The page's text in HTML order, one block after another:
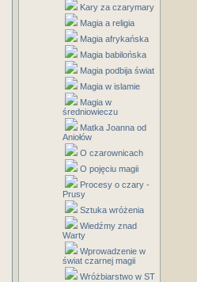
Kary za czarymary
Magia a religia
Magia afrykańska
Magia babilońska
Magia podbija świat
Magia w islamie
Magia w
średniowieczu
Matka Joanna od
Aniołów
O czarownicach
O pojęciu magii
Procesy o czary -
Prusy
Sztuka wróżenia
Wiedźmy znad
Warty
Wprowadzenie w
świat czarnej magii
Wróżbiarstwo w ST